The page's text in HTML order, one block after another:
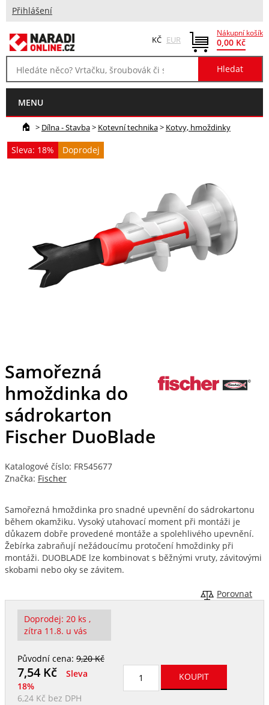
Přihlášení
Nákupní košík
0,00 Kč
KČ EUR
MENU
> Dílna - Stavba> Kotevní technika> Kotvy, hmoždinky
Sleva: 18% Doprodej
Samořezná
hmoždinka do
sádrokarton
Fischer DuoBlade
Katalogové číslo: FR545677
Značka: Fischer
Samořezná hmoždinka pro snadné upevnění do sádrokartonu
během okamžiku. Vysoký utahovací moment při montáži je
důkazem dobře provedené montáže a spolehlivého upevnění.
Žebírka zabraňují nežádoucímu protočení hmoždinky při
montáži. DUOBLADE lze kombinovat s běžnými vruty, závitovými
skobami nebo oky se závitem.
Porovnat
Doprodej: 20 ks ,
zítra 11.8. u vás
Původní cena:9,20 Kč
7,54Kč
Sleva
18%
6,24 Kč bez DPH